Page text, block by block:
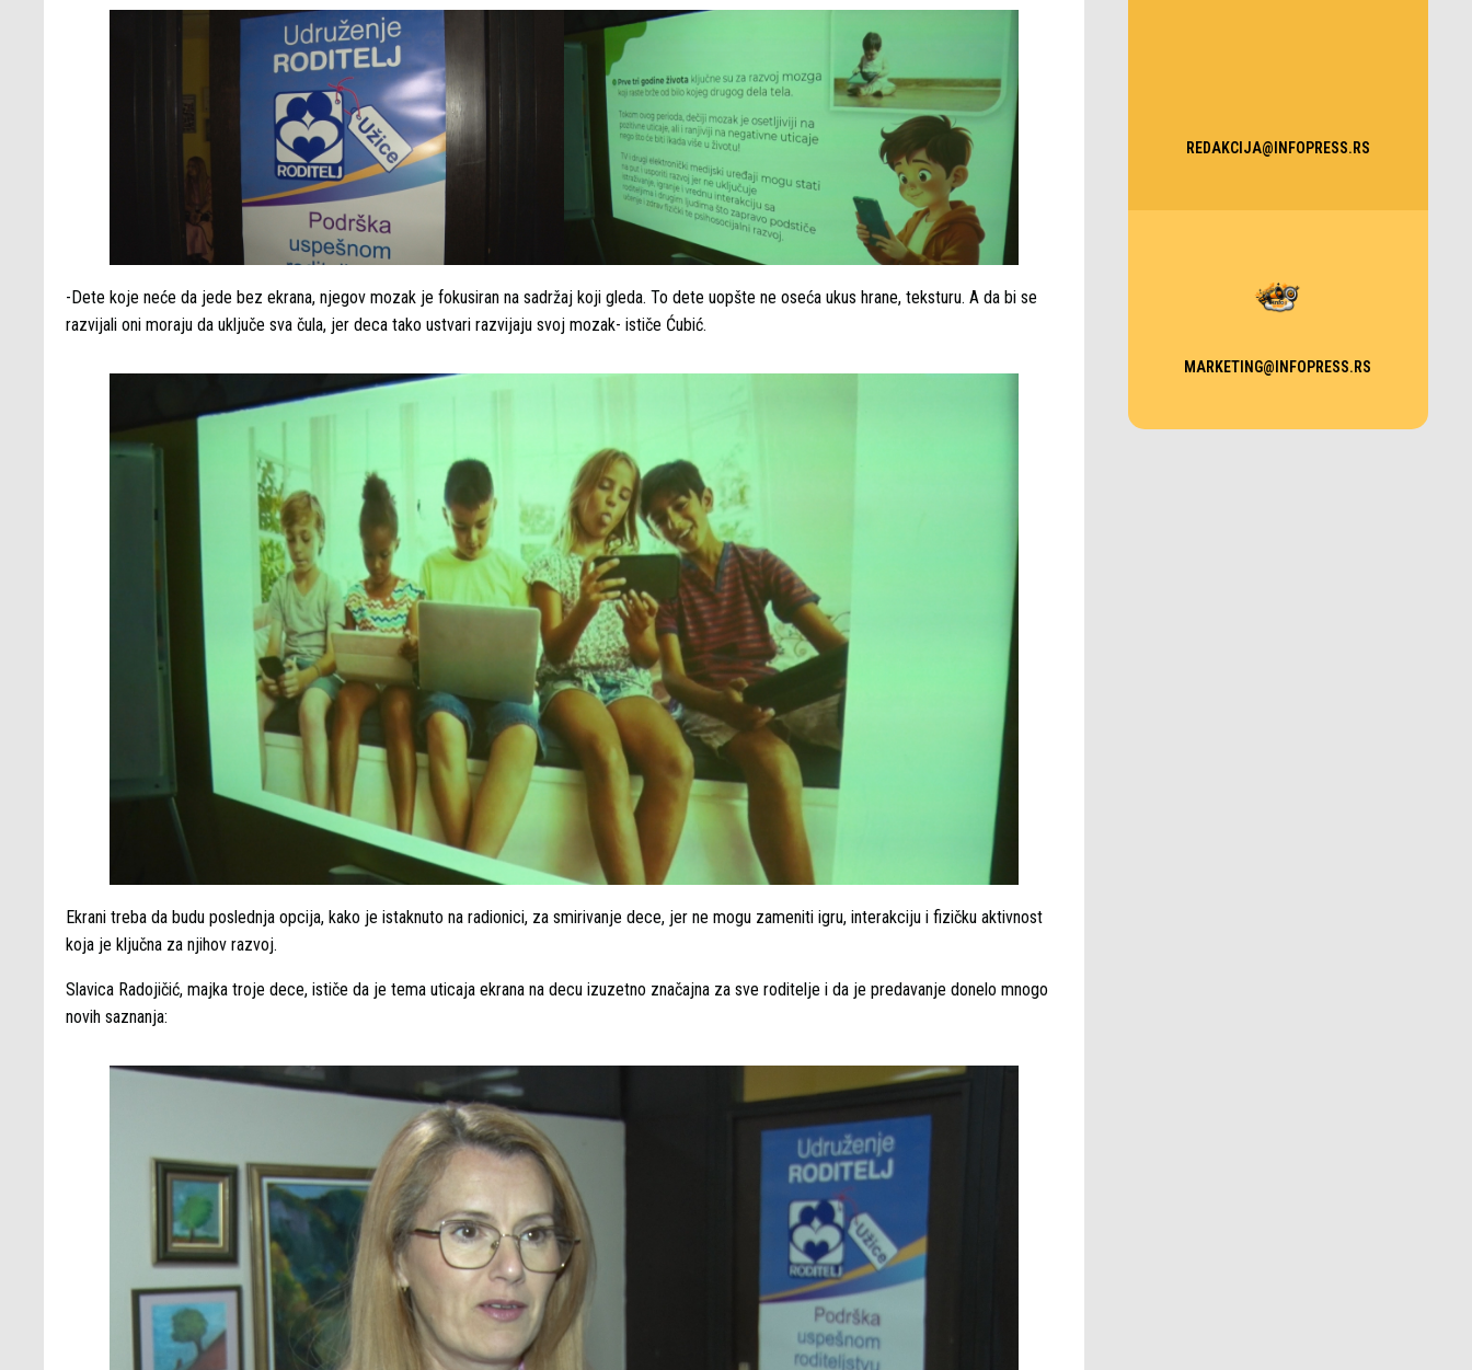
-Dete koje neće da jede bez ekrana, njegov mozak je fokusiran na sadržaj koji gleda. To dete uopšte ne oseća ukus hrane, teksturu. A da bi se
razvijali oni moraju da uključe sva čula, jer deca tako ustvari razvijaju svoj mozak- ističe Ćubić.
Ekrani treba da budu poslednja opcija, kako je istaknuto na radionici, za smirivanje dece, jer ne mogu zameniti igru, interakciju i fizičku aktivnost
koja je ključna za njihov razvoj.
Slavica Radojičić, majka troje dece, ističe da je tema uticaja ekrana na decu izuzetno značajna za sve roditelje i da je predavanje donelo mnogo
novih saznanja:
REDAKCIJA@INFOPRESS.RS
MARKETING@INFOPRESS.RS